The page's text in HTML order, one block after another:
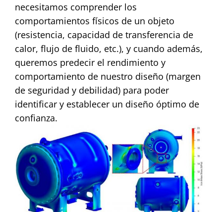
necesitamos comprender los
comportamientos físicos de un objeto
(resistencia, capacidad de transferencia de
calor, flujo de fluido, etc.), y cuando además,
queremos predecir el rendimiento y
comportamiento de nuestro diseño (margen
de seguridad y debilidad) para poder
identificar y establecer un diseño óptimo de
confianza.